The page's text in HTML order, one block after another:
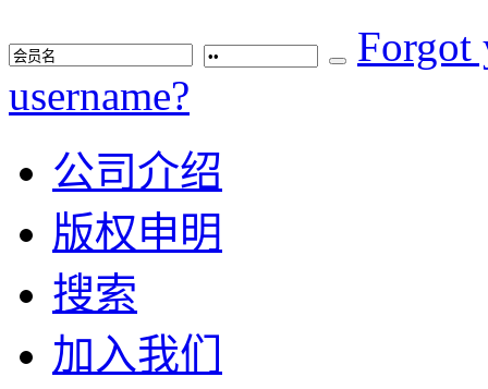
Forgot
username?
公司介绍
版权申明
搜索
加入我们